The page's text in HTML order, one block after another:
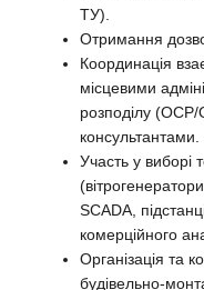
ТУ).
Отримання
Координація
місцевими
розподілу
консультантами.
Участь у виборі
SCADA,
комерційного
Організація та
будівельно-